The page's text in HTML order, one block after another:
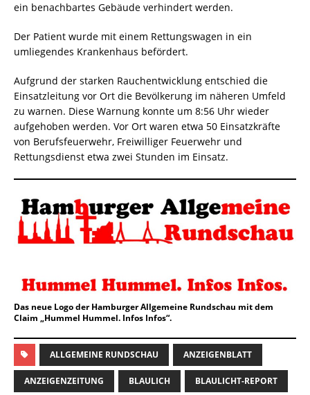
ein benachbartes Gebäude verhindert werden.
Der Patient wurde mit einem Rettungswagen in ein
umliegendes Krankenhaus befördert.
Aufgrund der starken Rauchentwicklung entschied die
Einsatzleitung vor Ort die Bevölkerung im näheren Umfeld
zu warnen. Diese Warnung konnte um 8:56 Uhr wieder
aufgehoben werden. Vor Ort waren etwa 50 Einsatzkräfte
von Berufsfeuerwehr, Freiwilliger Feuerwehr und
Rettungsdienst etwa zwei Stunden im Einsatz.
Das neue Logo der Hamburger Allgemeine Rundschau mit dem
Claim „Hummel Hummel. Infos Infos“.
ALLGEMEINE RUNDSCHAU ANZEIGENBLATT
ANZEIGENZEITUNG BLAULICH BLAULICHT-REPORT